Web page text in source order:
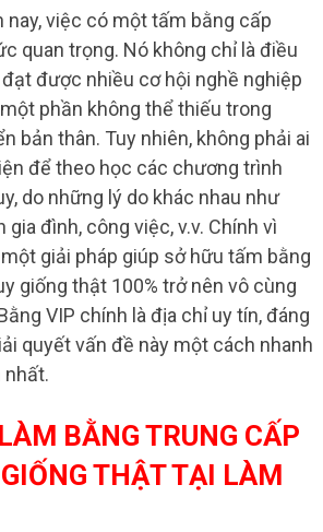
nay, việc có một tấm bằng cấp
quan trọng. Nó không chỉ là điều
được nhiều cơ hội nghề nghiệp
phần không thể thiếu trong
bản thân. Tuy nhiên, không phải ai
để theo học các chương trình
do những lý do khác nhau như
gia đình, công việc, v.v. Chính vì
giải pháp giúp sở hữu tấm bằng
giống thật 100% trở nên vô cùng
VIP chính là địa chỉ uy tín, đáng
quyết vấn đề này một cách nhanh
nhất.
BẰNG TRUNG CẤP
THẬT TẠI LÀM